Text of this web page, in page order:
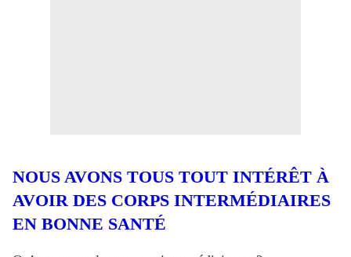
NOUS AVONS TOUS TOUT INTÉRÊT À
AVOIR DES CORPS INTERMÉDIAIRES
EN BONNE SANTÉ